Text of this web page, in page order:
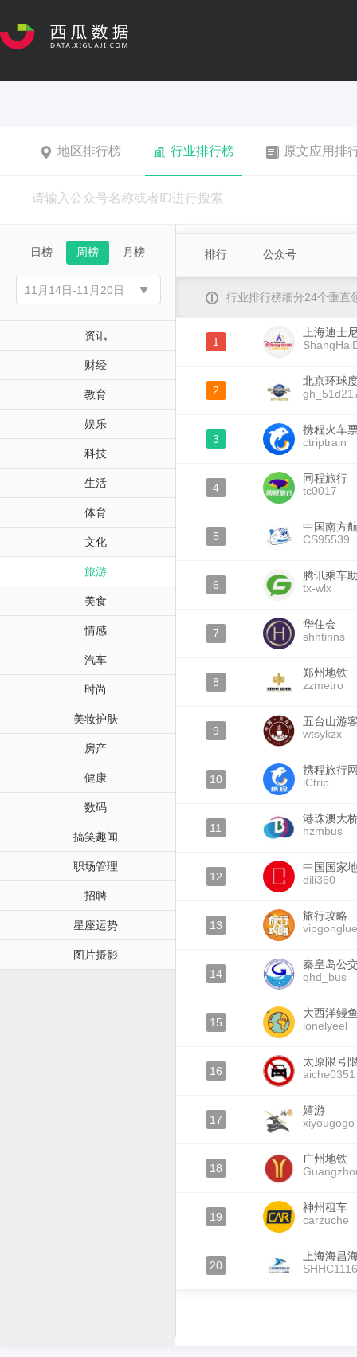
地区排行榜 行业排行榜 原文应用排
日榜 周榜 月榜
资讯
财经
教育
娱乐
科技
生活
体育
文化
旅游
美食
情感
汽车
时尚
美妆护肤
房产
健康
数码
搞笑趣闻
职场管理
招聘
星座运势
图片摄影
排行 公众号
行业排行榜细分24个垂直
1
上海迪士
2
北京环球
3
携程火车
ctriptrain
4
同程旅行
tc0017
5
中国南方
CS95539
6
腾讯乘车
tx-wlx
7
华住会
shhtinns
8
郑州地铁
zzmetro
9
五台山游
wtsykzx
10
携程旅行
iCtrip
11
港珠澳大
hzmbus
12
中国国家
dili360
13
旅行攻略
vipgonglue
14
秦皇岛公
qhd_bus
15
大西洋鳗
lonelyeel
16
太原限号
aiche0351
17
嬉游
xiyougogo
18
广州地铁
19
神州租车
carzuche
20
上海海昌
SHHC1116